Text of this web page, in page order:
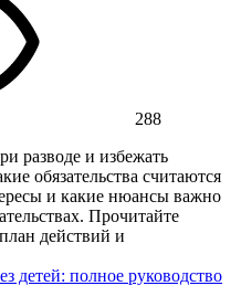
288
разводе и избежать
обязательства считаются
и какие нюансы важно
Прочитайте
действий и
детей: полное руководство